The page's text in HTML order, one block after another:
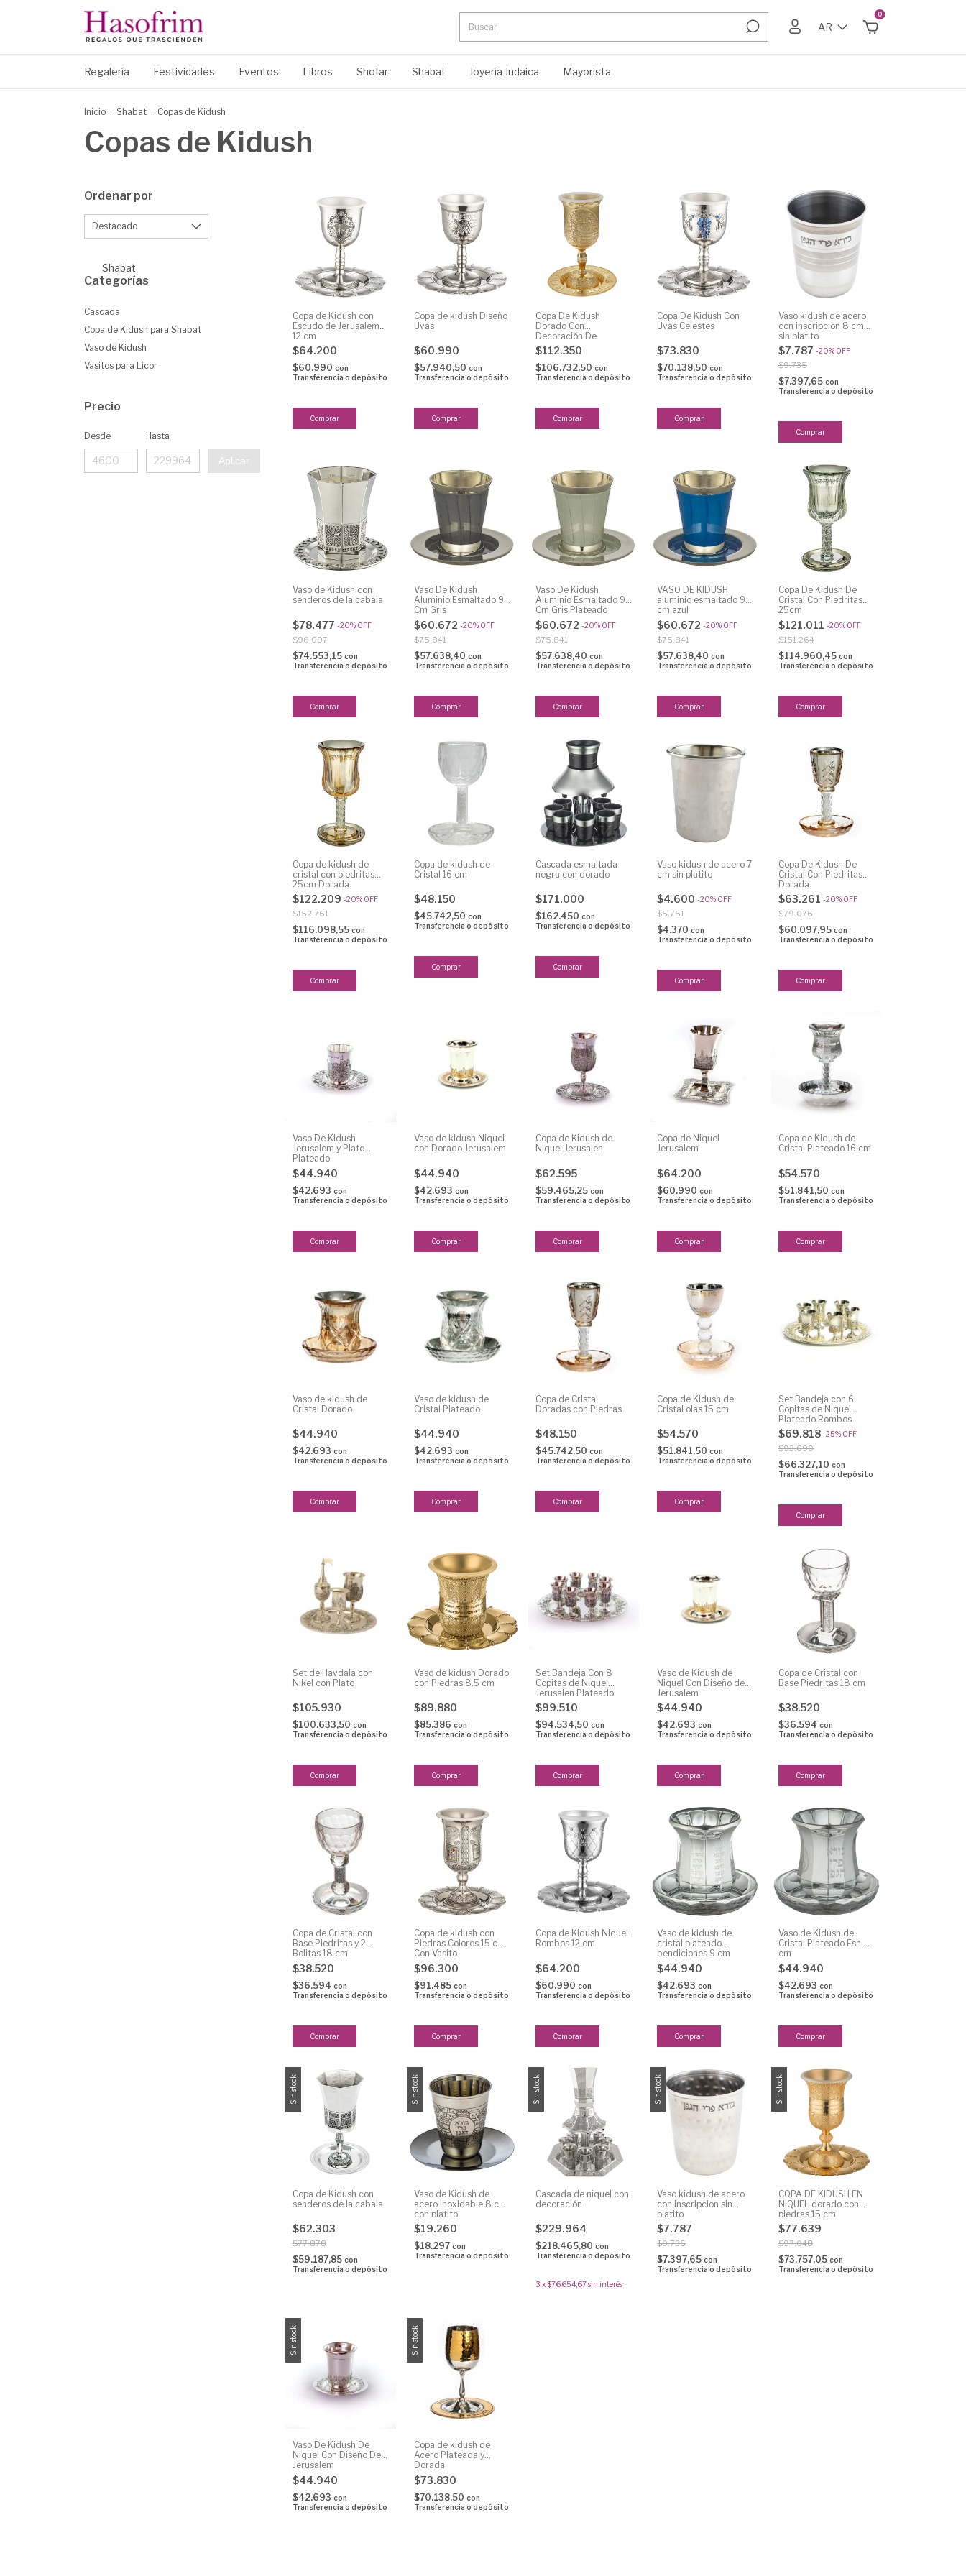
AR
0
Regalería Festividades Eventos Libros Shofar Shabat Joyería Judaica Mayorista
Inicio . Shabat . Copas de Kidush
Copas de Kidush
Ordenar por
Shabat
Categorías
Cascada
Copa de Kidush para Shabat
Vaso de Kidush
Vasitos para Licor
Precio
Desde Hasta
Aplicar
Copa de Kidush con
Escudo de Jerusalem
12 cm
$64.200
$60.990 con
Transferencia o depósito
Copa de kidush Diseño
Uvas
$60.990
$57.940,50 con
Transferencia o depósito
Copa De Kidush
Dorado Con
Decoración De
Jerusalem 15 Cm
$112.350
$106.732,50 con
Transferencia o depósito
Copa De Kidush Con
Uvas Celestes
$73.830
$70.138,50 con
Transferencia o depósito
Vaso kidush de acero
con inscripcion 8 cm
sin platito
$7.787 -20% OFF
$9.735
$7.397,65 con
Transferencia o depósito
Vaso de Kidush con
senderos de la cabala
$78.477 -20% OFF
$98.097
$74.553,15 con
Transferencia o depósito
Vaso De Kidush
Aluminio Esmaltado 9
Cm Gris
$60.672 -20% OFF
$75.841
$57.638,40 con
Transferencia o depósito
Vaso De Kidush
Aluminio Esmaltado 9
Cm Gris Plateado
$60.672 -20% OFF
$75.841
$57.638,40 con
Transferencia o depósito
VASO DE KIDUSH
aluminio esmaltado 9
cm azul
$60.672 -20% OFF
$75.841
$57.638,40 con
Transferencia o depósito
Copa De Kidush De
Cristal Con Piedritas
25cm
$121.011 -20% OFF
$151.264
$114.960,45 con
Transferencia o depósito
Copa de kidush de
cristal con piedritas
25cm Dorada
$122.209 -20% OFF
$152.761
$116.098,55 con
Transferencia o depósito
Copa de kidush de
Cristal 16 cm
$48.150
$45.742,50 con
Transferencia o depósito
Cascada esmaltada
negra con dorado
$171.000
$162.450 con
Transferencia o depósito
Vaso kidush de acero 7
cm sin platito
$4.600 -20% OFF
$5.751
$4.370 con
Transferencia o depósito
Copa De Kidush De
Cristal Con Piedritas
Dorada
$63.261 -20% OFF
$79.076
$60.097,95 con
Transferencia o depósito
Vaso De Kidush
Jerusalem y Plato
Plateado
$44.940
$42.693 con
Transferencia o depósito
Vaso de kidush Niquel
con Dorado Jerusalem
$44.940
$42.693 con
Transferencia o depósito
Copa de Kidush de
Niquel Jerusalen
$62.595
$59.465,25 con
Transferencia o depósito
Copa de Niquel
Jerusalem
$64.200
$60.990 con
Transferencia o depósito
Copa de Kidush de
Cristal Plateado 16 cm
$54.570
$51.841,50 con
Transferencia o depósito
Vaso de kidush de
Cristal Dorado
$44.940
$42.693 con
Transferencia o depósito
Vaso de kidush de
Cristal Plateado
$44.940
$42.693 con
Transferencia o depósito
Copa de Cristal
Doradas con Piedras
$48.150
$45.742,50 con
Transferencia o depósito
Copa de Kidush de
Cristal olas 15 cm
$54.570
$51.841,50 con
Transferencia o depósito
Set Bandeja con 6
Copitas de Niquel
Plateado Rombos
$69.818 -25% OFF
$93.090
$66.327,10 con
Transferencia o depósito
Set de Havdala con
Nikel con Plato
$105.930
$100.633,50 con
Transferencia o depósito
Vaso de kidush Dorado
con Piedras 8.5 cm
$89.880
$85.386 con
Transferencia o depósito
Set Bandeja Con 8
Copitas de Niquel
Jerusalen Plateado
$99.510
$94.534,50 con
Transferencia o depósito
Vaso de Kidush de
Niquel Con Diseño de
Jerusalem
$44.940
$42.693 con
Transferencia o depósito
Copa de Cristal con
Base Piedritas 18 cm
$38.520
$36.594 con
Transferencia o depósito
Copa de Cristal con
Base Piedritas y 2
Bolitas 18 cm
$38.520
$36.594 con
Transferencia o depósito
Copa de kidush con
Piedras Colores 15 cm
Con Vasito
$96.300
$91.485 con
Transferencia o depósito
Copa de Kidush Niquel
Rombos 12 cm
$64.200
$60.990 con
Transferencia o depósito
Vaso de kidush de
cristal plateado
bendiciones 9 cm
$44.940
$42.693 con
Transferencia o depósito
Vaso de Kidush de
Cristal Plateado Esh 9
cm
$44.940
$42.693 con
Transferencia o depósito
Sin stock
Copa de Kidush con
senderos de la cabala
$62.303
$77.878
$59.187,85 con
Transferencia o depósito
Sin stock
Vaso de Kidush de
acero inoxidable 8 cm
con platito
$19.260
$18.297 con
Transferencia o depósito
Sin stock
Cascada de niquel con
decoración
$229.964
$218.465,80 con
Transferencia o depósito
3 x$76.654,67sin interés
Sin stock
Vaso kidush de acero
con inscripcion sin
platito
$7.787
$9.735
$7.397,65 con
Transferencia o depósito
Sin stock
COPA DE KIDUSH EN
NIQUEL dorado con
piedras 15 cm
$77.639
$97.048
$73.757,05 con
Transferencia o depósito
Sin stock
Vaso De Kidush De
Niquel Con Diseño De
Jerusalem
$44.940
$42.693 con
Transferencia o depósito
Sin stock
Copa de kidush de
Acero Plateada y
Dorada
$73.830
$70.138,50 con
Transferencia o depósito